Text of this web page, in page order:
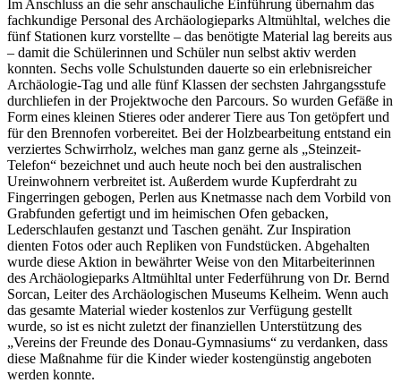
Im Anschluss an die sehr anschauliche Einführung übernahm das
fachkundige Personal des Archäologieparks Altmühltal, welches die
fünf Stationen kurz vorstellte – das benötigte Material lag bereits aus
– damit die Schülerinnen und Schüler nun selbst aktiv werden
konnten. Sechs volle Schulstunden dauerte so ein erlebnisreicher
Archäologie-Tag und alle fünf Klassen der sechsten Jahrgangsstufe
durchliefen in der Projektwoche den Parcours. So wurden Gefäße in
Form eines kleinen Stieres oder anderer Tiere aus Ton getöpfert und
für den Brennofen vorbereitet. Bei der Holzbearbeitung entstand ein
verziertes Schwirrholz, welches man ganz gerne als „Steinzeit-
Telefon“ bezeichnet und auch heute noch bei den australischen
Ureinwohnern verbreitet ist. Außerdem wurde Kupferdraht zu
Fingerringen gebogen, Perlen aus Knetmasse nach dem Vorbild von
Grabfunden gefertigt und im heimischen Ofen gebacken,
Lederschlaufen gestanzt und Taschen genäht. Zur Inspiration
dienten Fotos oder auch Repliken von Fundstücken. Abgehalten
wurde diese Aktion in bewährter Weise von den Mitarbeiterinnen
des Archäologieparks Altmühltal unter Federführung von Dr. Bernd
Sorcan, Leiter des Archäologischen Museums Kelheim. Wenn auch
das gesamte Material wieder kostenlos zur Verfügung gestellt
wurde, so ist es nicht zuletzt der finanziellen Unterstützung des
„Vereins der Freunde des Donau-Gymnasiums“ zu verdanken, dass
diese Maßnahme für die Kinder wieder kostengünstig angeboten
werden konnte.